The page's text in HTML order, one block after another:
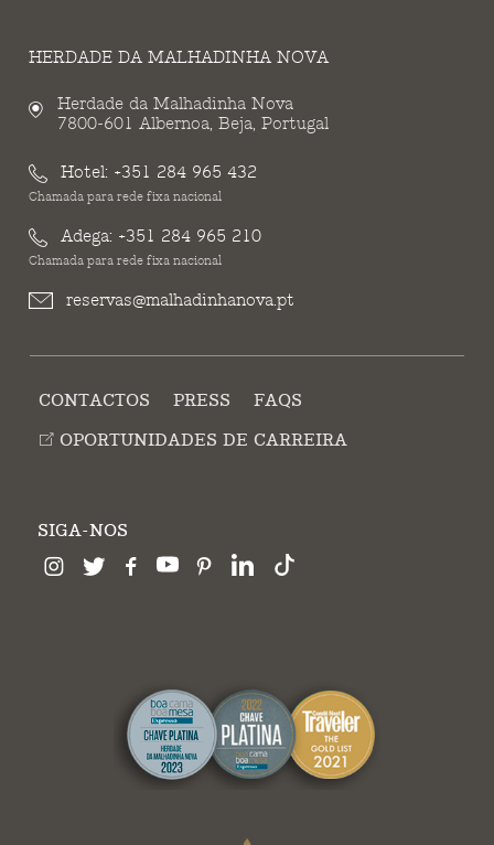
HERDADE DA MALHADINHA NOVA
Herdade da Malhadinha Nova
7800-601 Albernoa, Beja, Portugal
Hotel: +351 284 965 432
Chamada para rede fixa nacional
Adega: +351 284 965 210
Chamada para rede fixa nacional
reservas@malhadinhanova.pt
CONTACTOS PRESS
FAQS
OPORTUNIDADES DE CARREIRA
SIGA-NOS